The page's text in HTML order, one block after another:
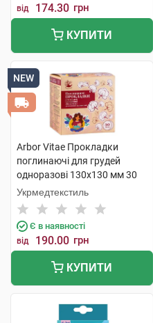
від 174.30 грн
КУПИТИ
NEW
Arbor Vitae Прокладки
поглинаючі для грудей
одноразові 130х130 мм 30
шт
Укрмедтекстиль
Є в наявності
від 190.00 грн
КУПИТИ